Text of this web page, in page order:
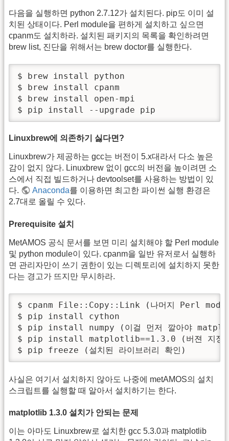
다음을 실행하면 python 2.7.12가 설치된다. pip도 이미 설
치된 상태이다. Perl module을 편하게 설치하고 싶으면
cpanm도 설치하라. 설치된 패키지의 목록을 확인하려면
brew list, 진단을 위해서는 brew doctor를 실행한다.
$ brew install python
$ brew install cpanm
$ brew install open-mpi
$ pip install --upgrade pip
Linuxbrew에 의존하기 싫다면?
Linuxbrew가 제공하는 gcc는 버전이 5.x대라서 다소 높은
감이 없지 않다. Linuxbrew 없이 gcc의 버전을 높이려면 소
스에서 직접 빌드하거나 devtoolset를 사용하는 방법이 있
다.
Anaconda를 이용하면 최고한 파이썬 실행 환경은
2.7대로 올릴 수 있다.
Prerequisite 설치
MetAMOS 공식 문서를 보면 미리 설치해야 할 Perl module
및 python module이 있다. cpanm을 일반 유저로서 실행하
면 관리자만이 쓰기 권한이 있는 디렉토리에 설치하지 못한
다는 경고가 뜨지만 무시하라.
$ cpanm File::Copy::Link (나머지 Perl
$ pip install cython
$ pip install numpy (이걸 먼저 깔아야
$ pip install matplotlib==1.3.0 (버젼 지정하
$ pip freeze (설치된 라이브러리 확인)
사실은 여기서 설치하지 않아도 나중에 metAMOS의 설치
스크립트를 실행할 때 알아서 설치하기는 한다.
matplotlib 1.3.0 설치가 안되는 문제
이는 아마도 Linuxbrew로 설치한 gcc 5.3.0과 matplotlib